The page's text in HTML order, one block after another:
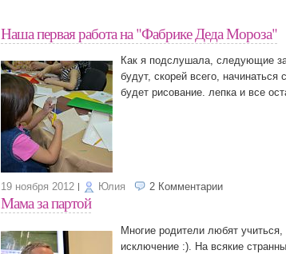
Наша первая работа на "Фабрике Деда Мороза"
Как я подслушала, следующие
будут, скорей всего,
будет рисование. лепка и все
19 ноября 2012 Юлия 2 Комментарии
Мама за партой
Многие родители любят
исключение :). На всякие